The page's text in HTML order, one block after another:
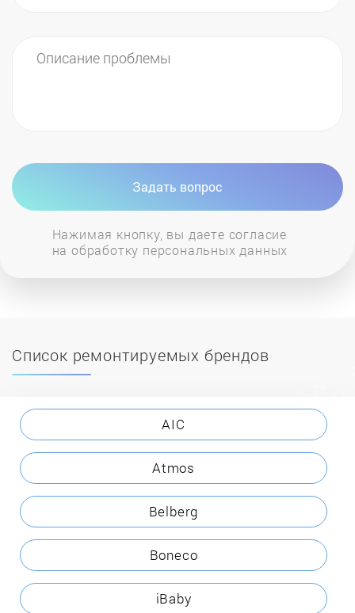
Задать вопрос
Нажимая кнопку, вы даете согласие
на обработку персональных данных
Список ремонтируемых брендов
AIC
Atmos
Belberg
Boneco
iBaby